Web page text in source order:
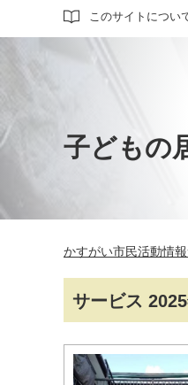
このサイトについ
サイト内検索
子どもの
かすがい市民活動情報
サービス 2025